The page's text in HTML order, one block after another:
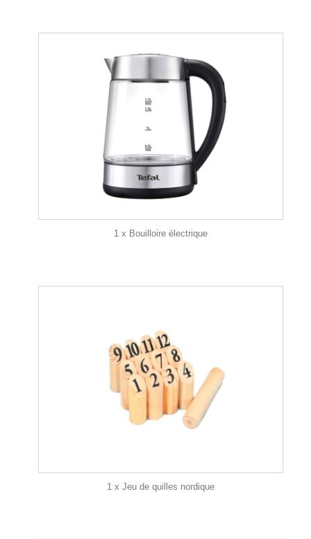
1 x Bouilloire électrique
1 x Jeu de quilles nordique